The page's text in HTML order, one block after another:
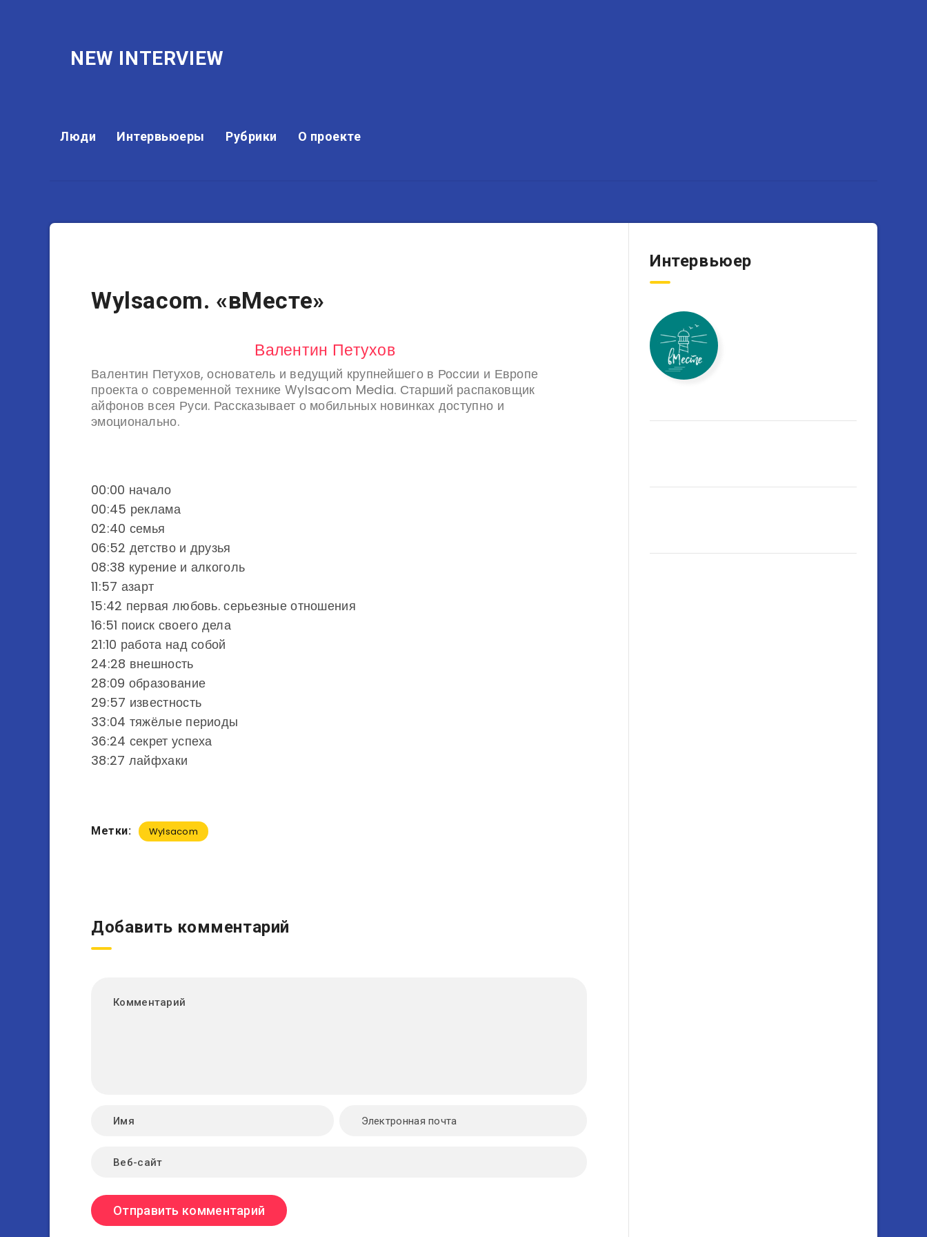
NEW INTERVIEW
Люди Интервьюеры Рубрики О проекте
Блогеры
Wylsacom. «вМесте»
Валентин Петухов
Валентин Петухов, основатель и ведущий крупнейшего в России и Европе
проекта о современной технике Wylsacom Media. Старший распаковщик
айфонов всея Руси. Рассказывает о мобильных новинках доступно и
эмоционально.
00:00​ начало
00:45​ реклама
02:40​ семья
06:52​ детство и друзья
08:38​ курение и алкоголь
11:57​ азарт
15:42​ первая любовь. серьезные отношения
16:51​ поиск своего дела
21:10​ работа над собой
24:28​ внешность
28:09​ образование
29:57​ известность
33:04​ тяжёлые периоды
36:24​ секрет успеха
38:27​ лайфхаки
Метки: Wylsacom
Добавить комментарий
Интервьюер